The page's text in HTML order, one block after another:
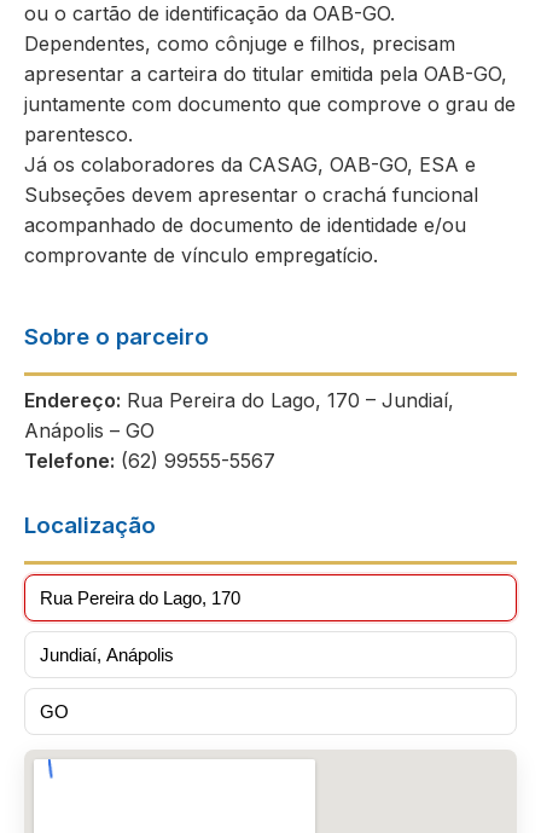
ou o cartão de identificação da OAB-GO.
Dependentes, como cônjuge e filhos, precisam
apresentar a carteira do titular emitida pela OAB-GO,
juntamente com documento que comprove o grau de
parentesco.
Já os colaboradores da CASAG, OAB-GO, ESA e
Subseções devem apresentar o crachá funcional
acompanhado de documento de identidade e/ou
comprovante de vínculo empregatício.
Sobre o parceiro
Endereço: Rua Pereira do Lago, 170 – Jundiaí,
Anápolis – GO
Telefone: (62) 99555-5567
Localização
Rua Pereira do Lago, 170
Jundiaí, Anápolis
GO